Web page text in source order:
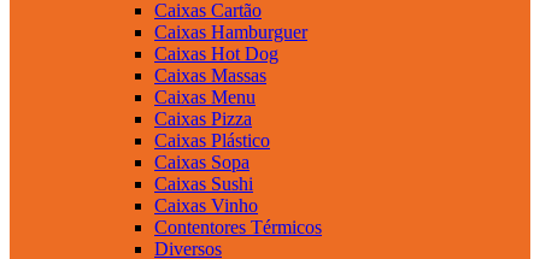
Caixas Cartão
Caixas Hamburguer
Caixas Hot Dog
Caixas Massas
Caixas Menu
Caixas Pizza
Caixas Plástico
Caixas Sopa
Caixas Sushi
Caixas Vinho
Contentores Térmicos
Diversos